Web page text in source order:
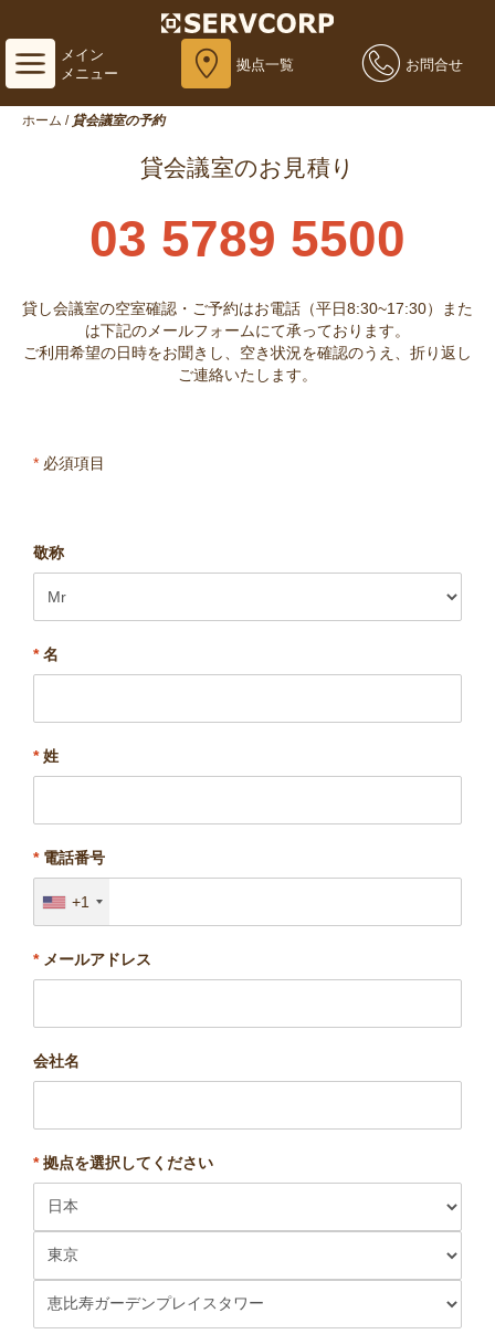
メイン
メニュー
拠点一覧 お問合せ
ホーム / 貸会議室の予約
貸会議室のお見積り
03 5789 5500
貸し会議室の空室確認・ご予約はお電話（平日8:30~17:30）また
は下記のメールフォームにて承っております。
ご利用希望の日時をお聞きし、空き状況を確認のうえ、折り返し
ご連絡いたします。
* 必須項目
敬称
*名
*姓
*電話番号
+1
*メールアドレス
会社名
*拠点を選択してください